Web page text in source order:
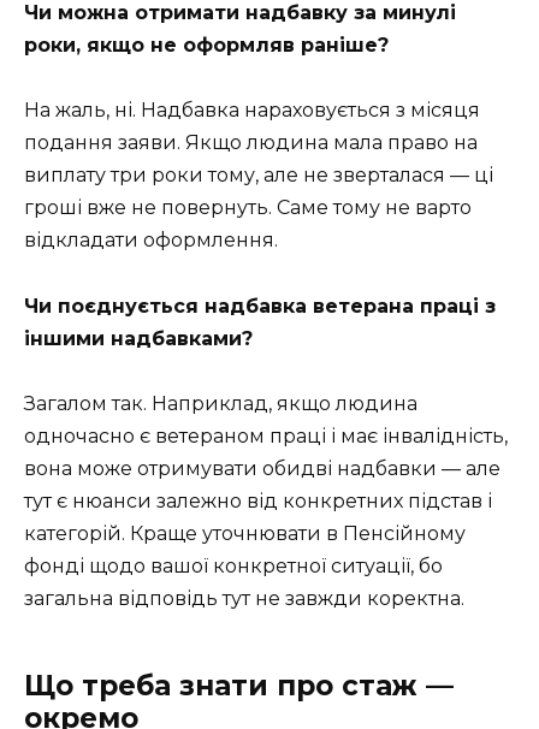
Чи можна отримати надбавку за минулі
роки, якщо не оформляв раніше?
На жаль, ні. Надбавка нараховується з місяця
подання заяви. Якщо людина мала право на
виплату три роки тому, але не зверталася — ці
гроші вже не повернуть. Саме тому не варто
відкладати оформлення.
Чи поєднується надбавка ветерана праці з
іншими надбавками?
Загалом так. Наприклад, якщо людина
одночасно є ветераном праці і має інвалідність,
вона може отримувати обидві надбавки — але
тут є нюанси залежно від конкретних підстав і
категорій. Краще уточнювати в Пенсійному
фонді щодо вашої конкретної ситуації, бо
загальна відповідь тут не завжди коректна.
Що треба знати про стаж —
окремо